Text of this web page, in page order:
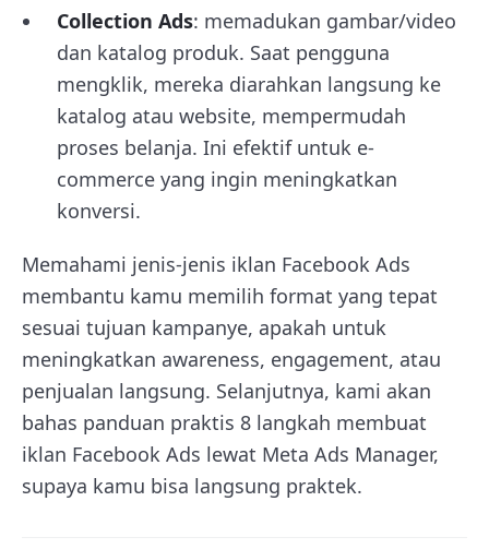
Collection Ads: memadukan gambar/video
dan katalog produk. Saat pengguna
mengklik, mereka diarahkan langsung ke
katalog atau website, mempermudah
proses belanja. Ini efektif untuk e-
commerce yang ingin meningkatkan
konversi.
Memahami jenis-jenis iklan Facebook Ads
membantu kamu memilih format yang tepat
sesuai tujuan kampanye, apakah untuk
meningkatkan awareness, engagement, atau
penjualan langsung. Selanjutnya, kami akan
bahas panduan praktis 8 langkah membuat
iklan Facebook Ads lewat Meta Ads Manager,
supaya kamu bisa langsung praktek.